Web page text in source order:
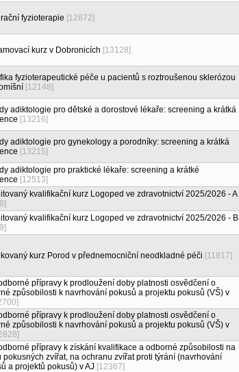
fyzioterapie [12872]
kurz v Dobronicích [13128]
fyzioterapeutické péče u pacientů s roztroušenou sklerózou
[12148]
adiktologie pro dětské a dorostové lékaře: screening a krátká
[13216]
adiktologie pro gynekology a porodníky: screening a krátká
[13215]
adiktologie pro praktické lékaře: screening a krátké
[12513]
kvalifikační kurz Logoped ve zdravotnictví 2025/2026 - A
kvalifikační kurz Logoped ve zdravotnictví 2025/2026 - B
kurz Porod v přednemocniční neodkladné péči [11817]
přípravy k prodloužení doby platnosti osvědčení o
způsobilosti k navrhování pokusů a projektu pokusů (VŠ) v
přípravy k prodloužení doby platnosti osvědčení o
způsobilosti k navrhování pokusů a projektu pokusů (VŠ) v
přípravy k získání kvalifikace a odborné způsobilosti na
pokusných zvířat, na ochranu zvířat proti týrání (navrhování
a projektů pokusů) v AJ [12367]